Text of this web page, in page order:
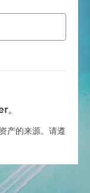
产的来源。请遵